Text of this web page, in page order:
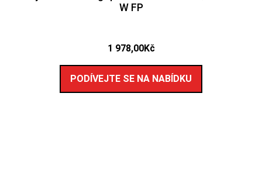
W FP
1 978,00Kč
PODÍVEJTE SE NA NABÍDKU